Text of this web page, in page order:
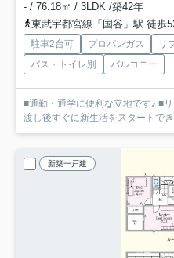
- / 76.18㎡ / 3LDK /築42年
東武宇都宮線「国谷」駅 徒歩
駐車2台可 プロパンガス リ
バス・トイレ別
バルコニー
■通勤・通学に便利な立地です♪ ■
渡し後すぐに新生活をスタートで
新築一戸建